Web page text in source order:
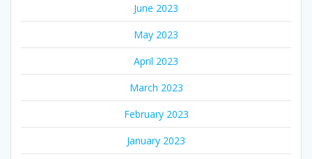
June 2023
May 2023
April 2023
March 2023
February 2023
January 2023